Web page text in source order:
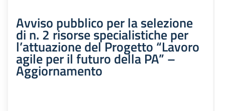
Avviso pubblico per la selezione
di n. 2 risorse specialistiche per
l’attuazione del Progetto “Lavoro
agile per il futuro della PA” –
Aggiornamento